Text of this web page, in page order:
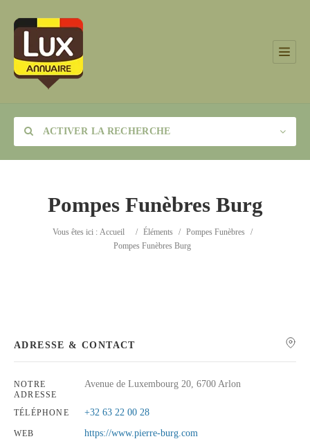
ACTIVER LA RECHERCHE
Catégorie
Rechercher
Pompes Funèbres Burg
Vous êtes ici : Accueil / Éléments / Pompes Funèbres
/
Pompes Funèbres Burg
ADRESSE & CONTACT
NOTRE
ADRESSE
Avenue de Luxembourg 20, 6700 Arlon
TÉLÉPHONE +32 63 22 00 28
WEB https://www.pierre-burg.com